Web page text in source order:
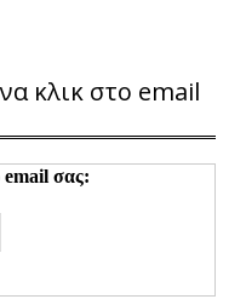
κλικ στο email
σας: